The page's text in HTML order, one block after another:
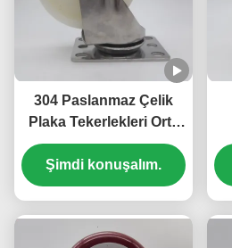
304 Paslanmaz Çelik
Plaka Tekerlekleri Orta
Hizmet Tipi Bilyalı
Tekerlekler Tekli 3"
Kilitlenebilir Rijit Döner
Araba İçin
Şimdi konuşalım.